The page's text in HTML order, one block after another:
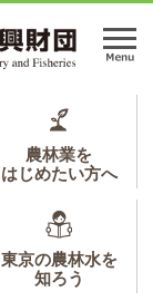
メ
農林業を
はじめたい方へ
東京の農林水を
知ろう